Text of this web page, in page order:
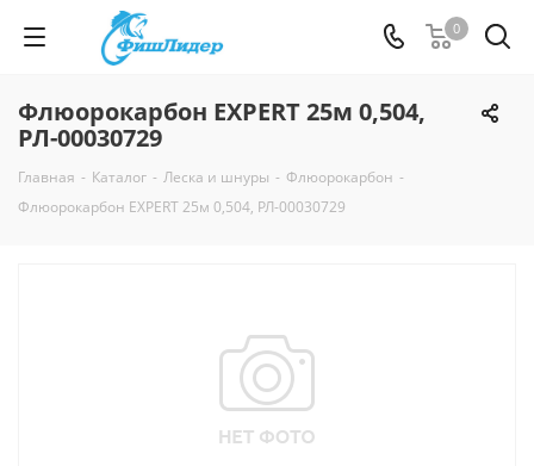
0
Флюорокарбон EXPERT 25м 0,504,
РЛ-00030729
Главная - Каталог - Леска и шнуры - Флюорокарбон -
Флюорокарбон EXPERT 25м 0,504, РЛ-00030729